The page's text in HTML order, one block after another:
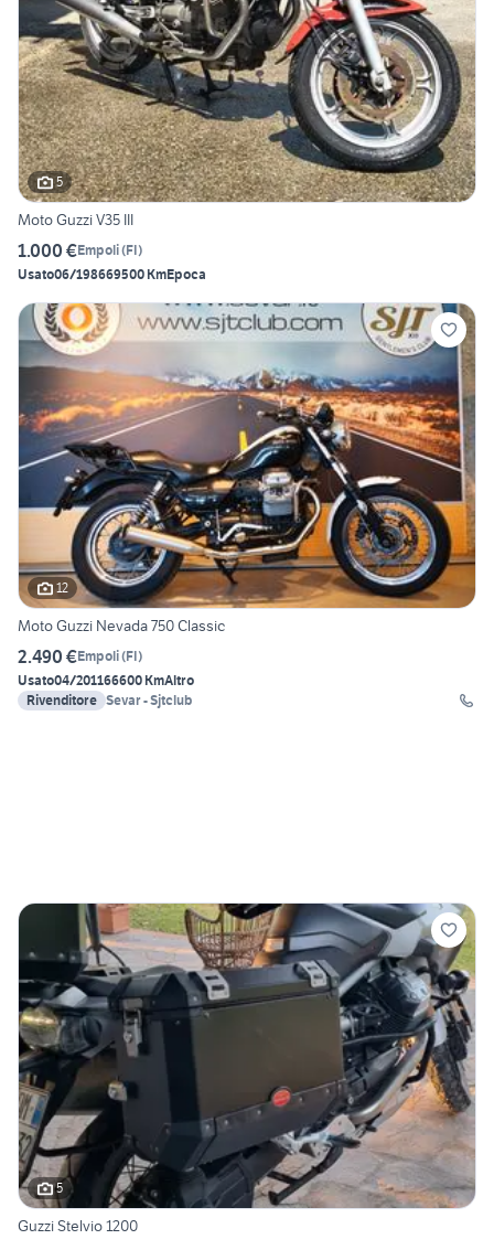
5
Moto Guzzi V35 III
1.000 €Empoli(FI)
Usato06/198669500 KmEpoca
12
Moto Guzzi Nevada 750 Classic
2.490 €Empoli(FI)
Usato04/201166600 KmAltro
Rivenditore Sevar - Sjtclub
5
Guzzi Stelvio 1200